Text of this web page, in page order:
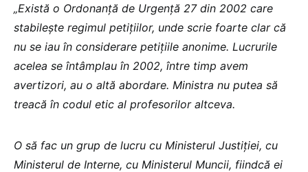
„Există o Ordonanță de Urgență 27 din 2002 care
stabilește regimul petițiilor, unde scrie foarte clar că
nu se iau în considerare petițiile anonime. Lucrurile
acelea se întâmplau în 2002, între timp avem
avertizori, au o altă abordare. Ministra nu putea să
treacă în codul etic al profesorilor altceva.
O să fac un grup de lucru cu Ministerul Justiției, cu
Ministerul de Interne, cu Ministerul Muncii, fiindcă ei